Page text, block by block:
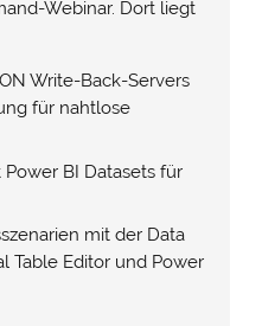
Webinar. Dort liegt
Write-Back-Servers
für nahtlose
BI Datasets für
mit der Data
Table Editor und Power